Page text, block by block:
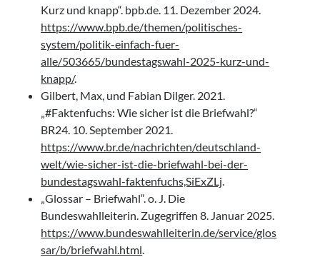
Kurz und knapp“. bpb.de. 11. Dezember 2024.
https://www.bpb.de/themen/politisches-
system/politik-einfach-fuer-
alle/503665/bundestagswahl-2025-kurz-und-
knapp/.
Gilbert, Max, und Fabian Dilger. 2021.
„#Faktenfuchs: Wie sicher ist die Briefwahl?“
BR24. 10. September 2021.
https://www.br.de/nachrichten/deutschland-
welt/wie-sicher-ist-die-briefwahl-bei-der-
bundestagswahl-faktenfuchs,SiExZLj.
„Glossar – Briefwahl“. o. J. Die
Bundeswahlleiterin. Zugegriffen 8. Januar 2025.
https://www.bundeswahlleiterin.de/service/glos
sar/b/briefwahl.html.